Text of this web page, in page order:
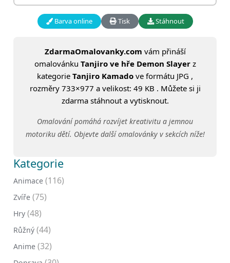
Barva online Tisk Stáhnout
ZdarmaOmalovanky.com vám přináší
omalovánku Tanjiro ve hře Demon Slayerz
kategorie Tanjiro Kamado ve formátu JPG ,
rozměry 733×977 a velikost: 49 KB . Můžete si ji
zdarma stáhnout a vytisknout.
Omalování pomáhá rozvíjet kreativitu a jemnou
motoriku dětí. Objevte další omalovánky v sekcích níže!
Kategorie
Animace (116)
Zvíře (75)
Hry (48)
Růžný (44)
Anime (32)